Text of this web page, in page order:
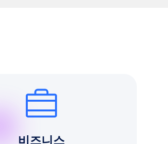
비즈니스